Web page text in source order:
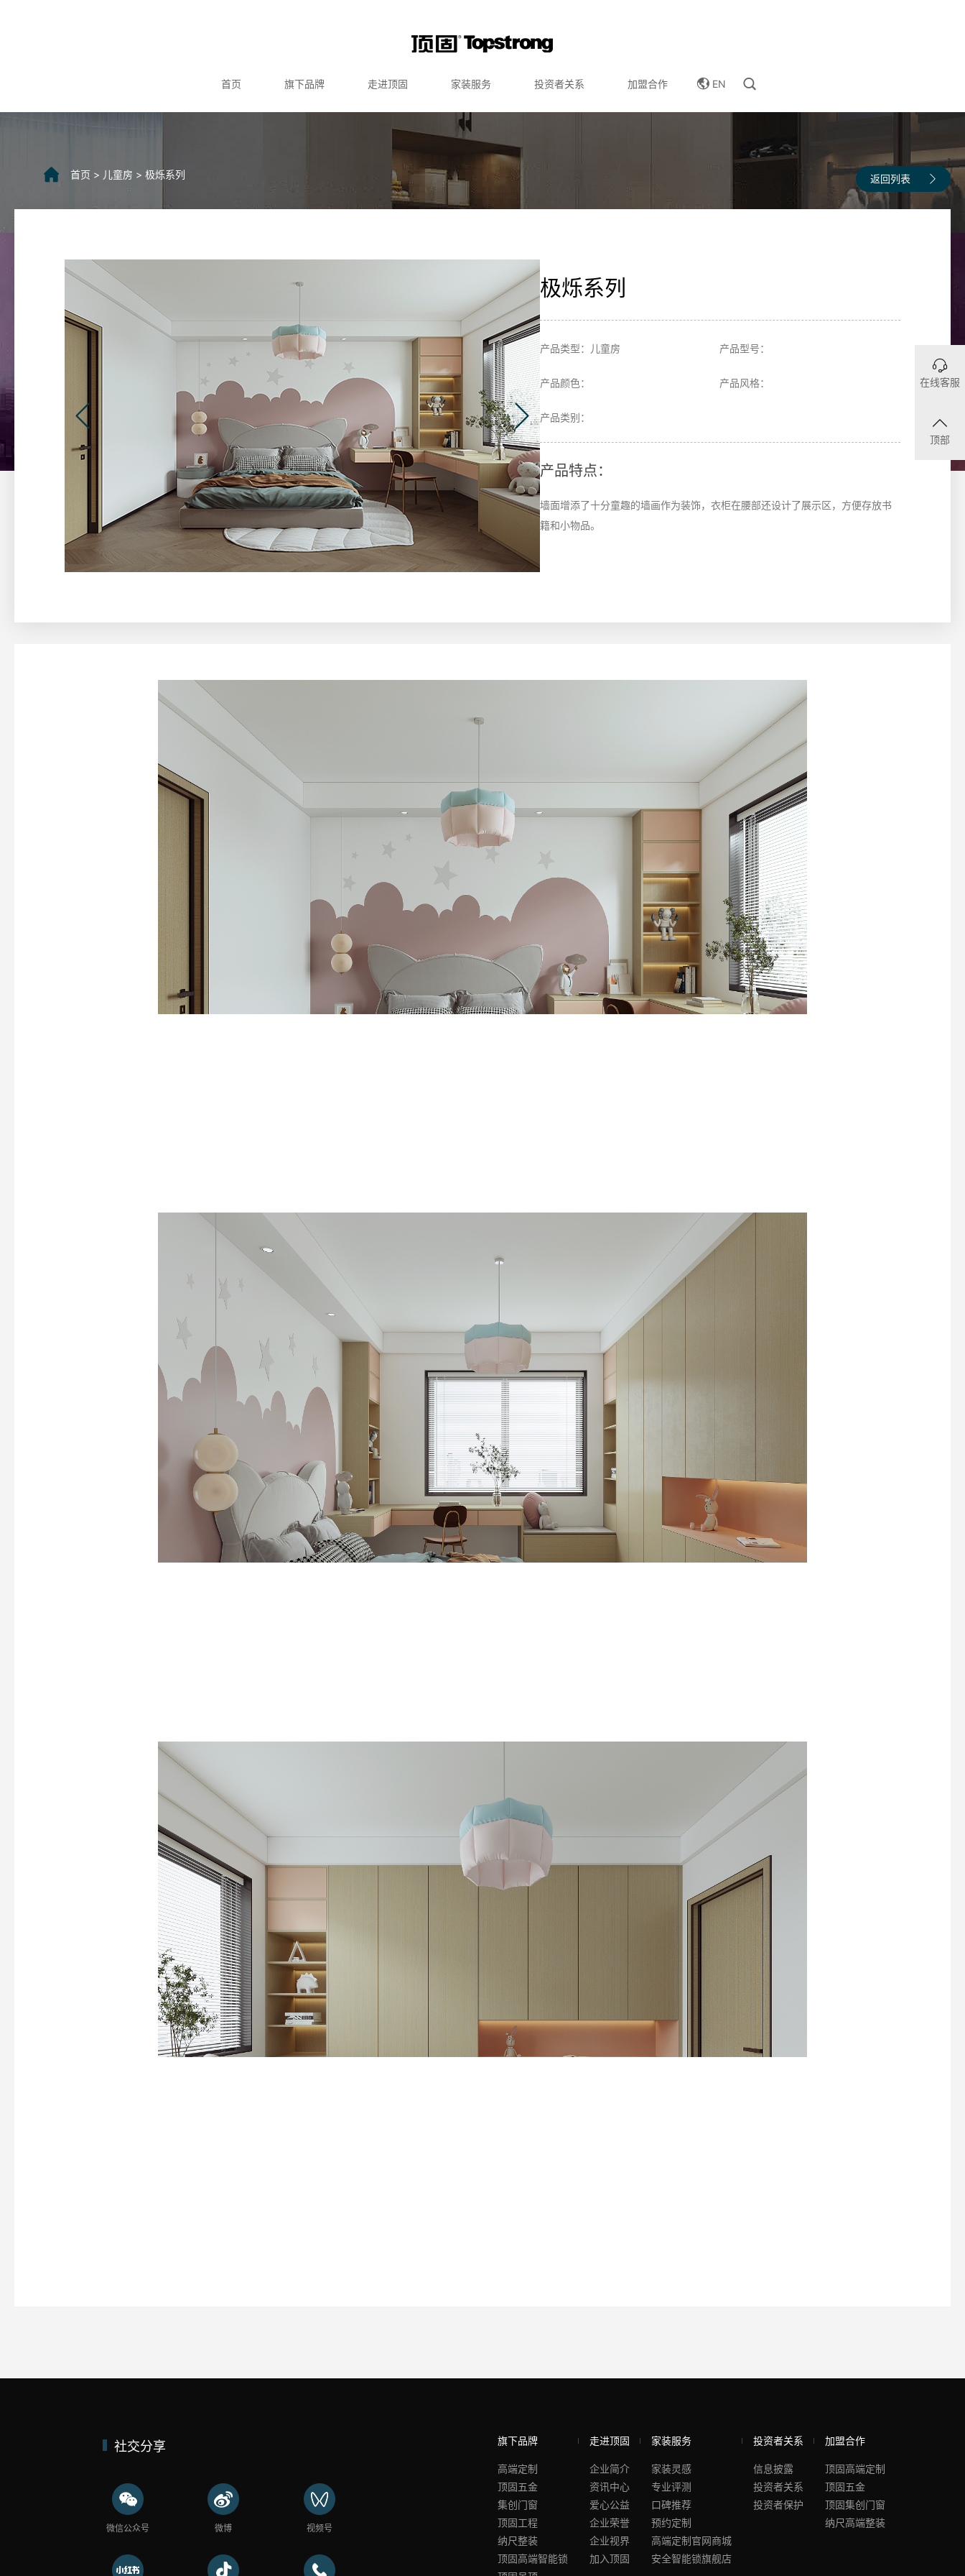
首页 旗下品牌 走进顶固 家装服务 投资者关系 加盟合作 EN
首页 > 儿童房 > 极烁系列 返回列表
极烁系列
产品类型：儿童房 产品型号：
产品颜色： 产品风格：
产品类别：
产品特点：
墙面增添了十分童趣的墙画作为装饰，衣柜在腰部还设计了展示区，方便存放书
籍和小物品。
社交分享
微信公众号 微博 视频号
旗下品牌
高端定制
顶固五金
集创门窗
顶固工程
纳尺整装
顶固高端智能锁
走进顶固
企业简介
资讯中心
爱心公益
企业荣誉
企业视界
加入顶固
家装服务
家装灵感
专业评测
口碑推荐
预约定制
高端定制官网商城
安全智能锁旗舰店
投资者关系
信息披露
投资者关系
投资者保护
加盟合作
顶固高端定制
顶固五金
顶固集创门窗
纳尺高端整装
在线客服
顶部